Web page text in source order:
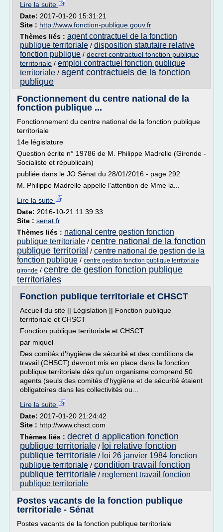
Lire la suite
Date: 2017-01-20 15:31:21
Site : http://www.fonction-publique.gouv.fr
Thèmes liés : agent contractuel de la fonction
publique territoriale / disposition statutaire relative
fonction publique / decret contractuel fonction publique
territoriale / emploi contractuel fonction publique
territoriale / agent contractuels de la fonction
publique
Fonctionnement du centre national de la
fonction publique ...
Fonctionnement du centre national de la fonction publique
territoriale
14e législature
Question écrite n° 19786 de M. Philippe Madrelle (Gironde -
Socialiste et républicain)
publiée dans le JO Sénat du 28/01/2016 - page 292
M. Philippe Madrelle appelle l'attention de Mme la...
Lire la suite
Date: 2016-10-21 11:39:33
Site : senat.fr
Thèmes liés : national centre gestion fonction
publique territoriale / centre national de la fonction
publique territorial / centre national de gestion de la
fonction publique / centre gestion fonction publique territoriale
gironde / centre de gestion fonction publique
territoriales
Fonction publique territoriale et CHSCT
Accueil du site || Législation || Fonction publique
territoriale et CHSCT
Fonction publique territoriale et CHSCT
par miquel
Des comités d'hygiène de sécurité et des conditions de
travail (CHSCT) devront mis en place dans la fonction
publique territoriale dès qu'un organisme comprend 50
agents (seuls des comités d'hygiène et de sécurité étaient
obligatoires dans les collectivités ou...
Lire la suite
Date: 2017-01-20 21:24:42
Site : http://www.chsct.com
Thèmes liés : decret d application fonction
publique territoriale / loi relative fonction
publique territoriale / loi 26 janvier 1984 fonction
publique territoriale / condition travail fonction
publique territoriale / reglement travail fonction
publique territoriale
Postes vacants de la fonction publique
territoriale - Sénat
Postes vacants de la fonction publique territoriale